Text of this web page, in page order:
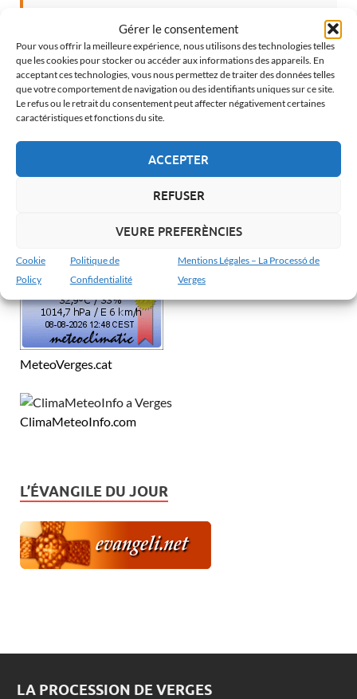
Gérer le consentement
Pour vous offrir la meilleure expérience, nous utilisons des technologies telles
que les cookies pour stocker ou accéder aux informations des appareils. En
acceptant ces technologies, vous nous permettez de traiter des données telles
que votre comportement de navigation ou des identifiants uniques sur ce site.
Le refus ou le retrait du consentement peut affecter négativement certaines
caractéristiques et fonctions du site.
ACCEPTER
REFUSER
VEURE PREFERÈNCIES
Cookie
Policy
Politique de
Confidentialité
Mentions Légales – La Processó de
Verges
CHOISISSEZ VOTRE LANGUE
Català
Español
English
MÉTÉO À VERGES
MeteoVerges.cat
ClimaMeteoInfo.com
L’ÉVANGILE DU JOUR
LA PROCESSION DE VERGES